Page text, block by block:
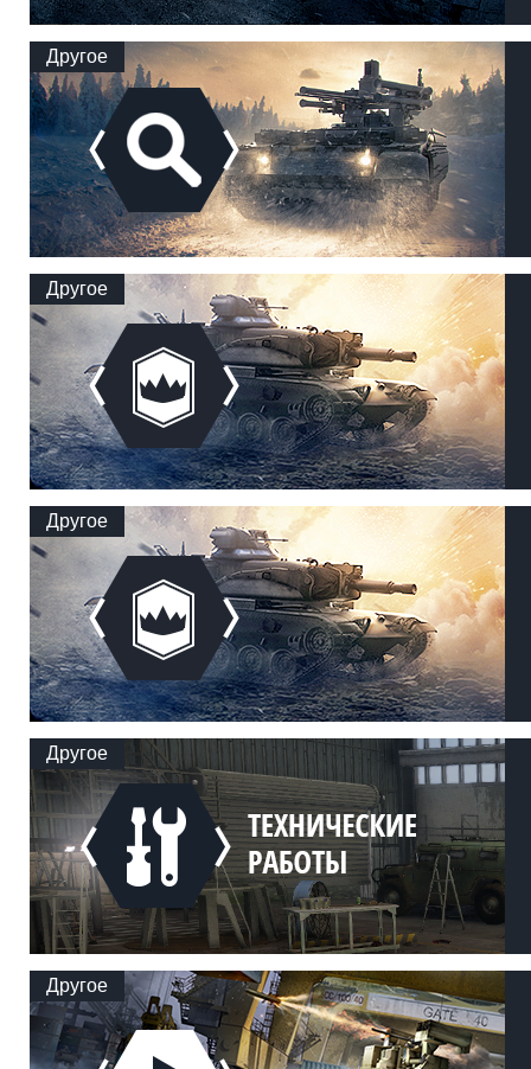
Другое
Другое
Другое
Другое
Другое